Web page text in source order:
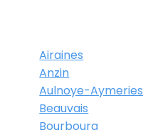
Airaines
Anzin
Aulnoye-Aymeries
Beauvais
Bourbourg